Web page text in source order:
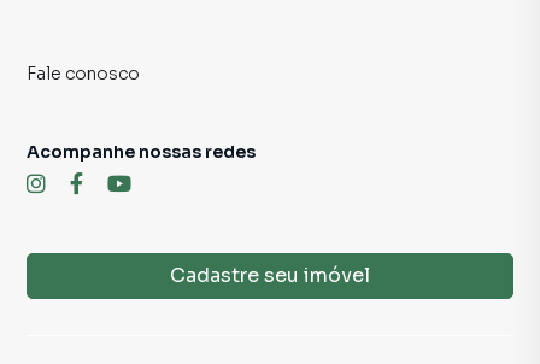
Fale conosco
Cadastre seu imóvel
Acompanhe nossas redes